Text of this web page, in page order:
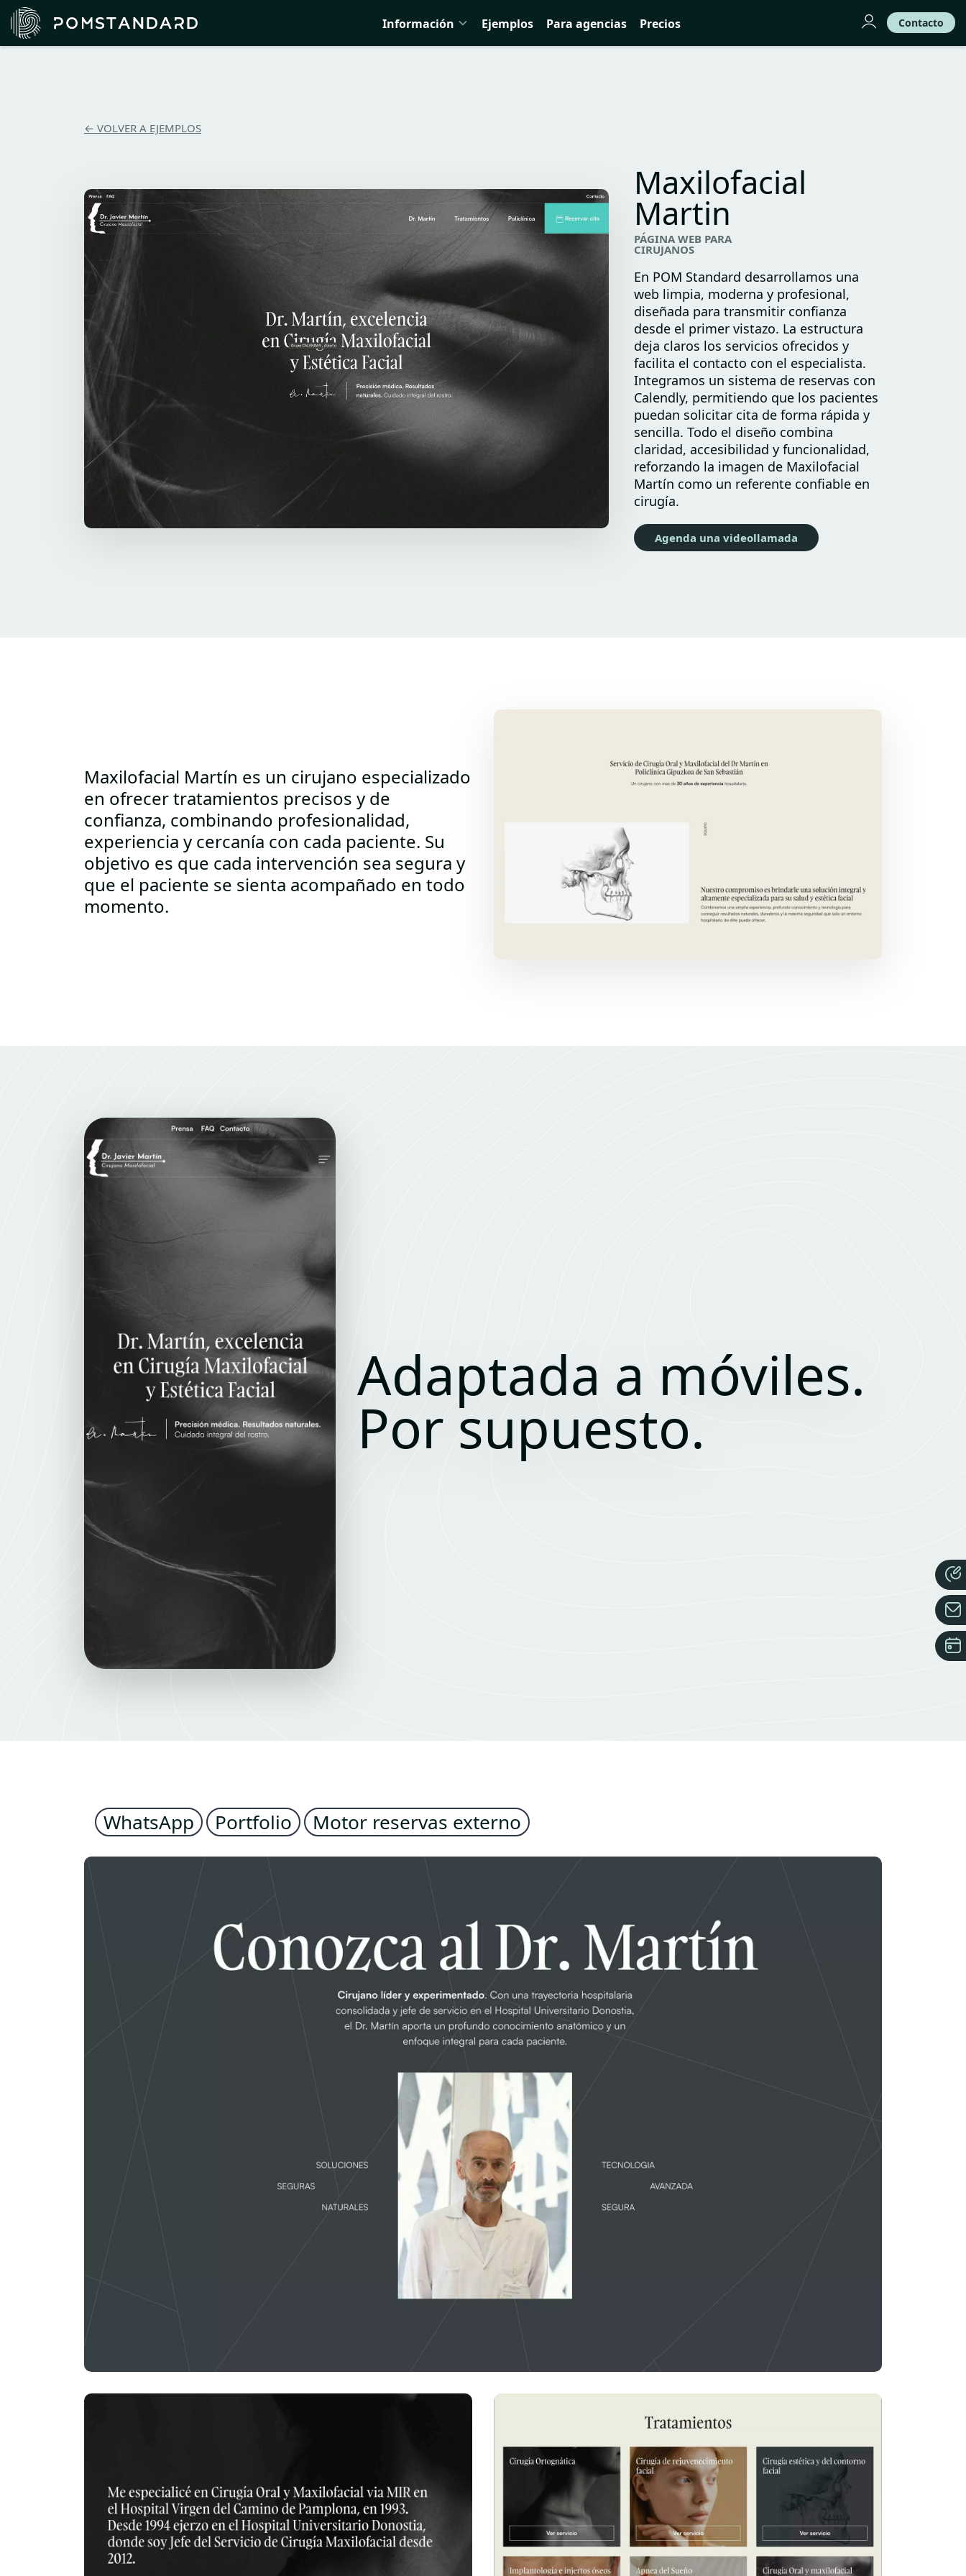
Información Ejemplos Para agencias Precios Contacto
← VOLVER A EJEMPLOS
Maxilofacial
Martin
PÁGINA WEB PARA
CIRUJANOS
En POM Standard desarrollamos una
web limpia, moderna y profesional,
diseñada para transmitir confianza
desde el primer vistazo. La estructura
deja claros los servicios ofrecidos y
facilita el contacto con el especialista.
Integramos un sistema de reservas con
Calendly, permitiendo que los pacientes
puedan solicitar cita de forma rápida y
sencilla. Todo el diseño combina
claridad, accesibilidad y funcionalidad,
reforzando la imagen de Maxilofacial
Martín como un referente confiable en
cirugía.
Agenda una videollamada
Maxilofacial Martín es un cirujano especializado
en ofrecer tratamientos precisos y de
confianza, combinando profesionalidad,
experiencia y cercanía con cada paciente. Su
objetivo es que cada intervención sea segura y
que el paciente se sienta acompañado en todo
momento.
Adaptada a móviles.
Por supuesto.
WhatsApp Portfolio Motor reservas externo